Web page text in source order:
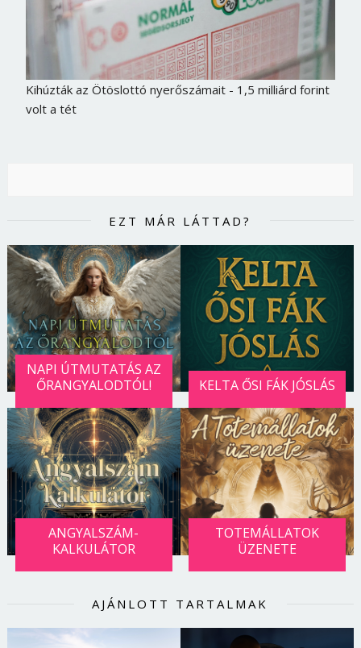
Kihúzták az Ötöslottó nyerőszámait - 1,5 milliárd forint
volt a tét
EZT MÁR LÁTTAD?
NAPI ÚTMUTATÁS AZ
ŐRANGYALODTÓL!
KELTA ŐSI FÁK JÓSLÁS
ANGYALSZÁM-
KALKULÁTOR
TOTEMÁLLATOK
ÜZENETE
AJÁNLOTT TARTALMAK